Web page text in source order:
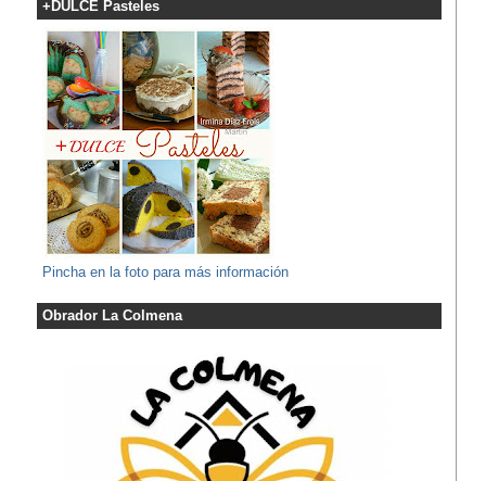
+DULCE Pasteles
Pincha en la foto para más información
Obrador La Colmena